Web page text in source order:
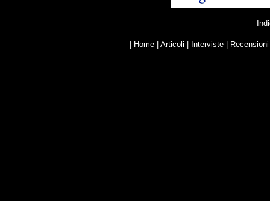
Home| Articoli Interviste| Recensioni